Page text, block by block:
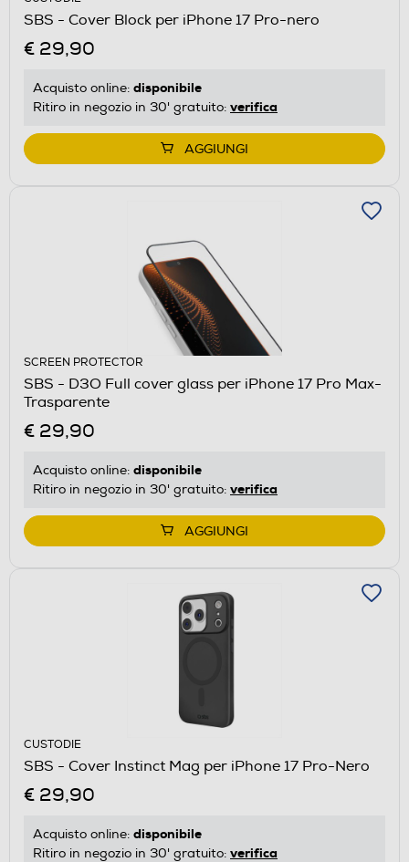
SBS - Cover Block per iPhone 17 Pro-nero
€ 29,90
Acquisto online: disponibile
Ritiro in negozio in 30' gratuito: verifica
AGGIUNGI
SCREEN PROTECTOR
SBS - D3O Full cover glass per iPhone 17 Pro Max-
Trasparente
€ 29,90
Acquisto online: disponibile
Ritiro in negozio in 30' gratuito: verifica
AGGIUNGI
CUSTODIE
SBS - Cover Instinct Mag per iPhone 17 Pro-Nero
€ 29,90
Acquisto online: disponibile
Ritiro in negozio in 30' gratuito: verifica